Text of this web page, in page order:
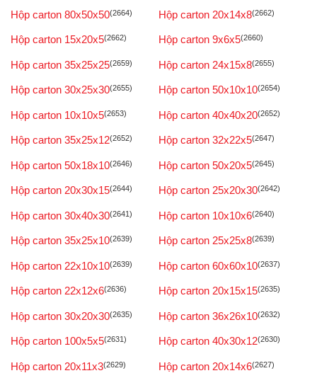
Hộp carton 80x50x50(2664) Hộp carton 20x14x8(2662)
Hộp carton 15x20x5(2662) Hộp carton 9x6x5(2660)
Hộp carton 35x25x25(2659) Hộp carton 24x15x8(2655)
Hộp carton 30x25x30(2655) Hộp carton 50x10x10(2654)
Hộp carton 10x10x5(2653) Hộp carton 40x40x20(2652)
Hộp carton 35x25x12(2652) Hộp carton 32x22x5(2647)
Hộp carton 50x18x10(2646) Hộp carton 50x20x5(2645)
Hộp carton 20x30x15(2644) Hộp carton 25x20x30(2642)
Hộp carton 30x40x30(2641) Hộp carton 10x10x6(2640)
Hộp carton 35x25x10(2639) Hộp carton 25x25x8(2639)
Hộp carton 22x10x10(2639) Hộp carton 60x60x10(2637)
Hộp carton 22x12x6(2636) Hộp carton 20x15x15(2635)
Hộp carton 30x20x30(2635) Hộp carton 36x26x10(2632)
Hộp carton 100x5x5(2631) Hộp carton 40x30x12(2630)
Hộp carton 20x11x3(2629) Hộp carton 20x14x6(2627)